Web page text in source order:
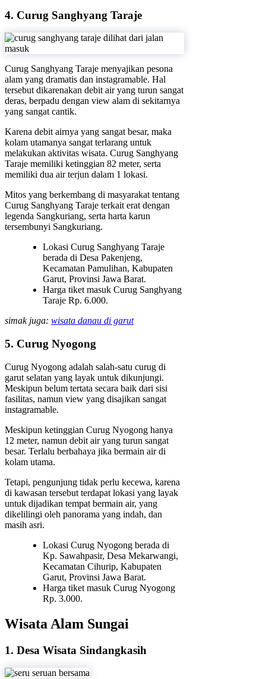
4. Curug Sanghyang Taraje
Curug Sanghyang Taraje menyajikan pesona
alam yang dramatis dan instagramable. Hal
tersebut dikarenakan debit air yang turun sangat
deras, berpadu dengan view alam di sekitarnya
yang sangat cantik.
Karena debit airnya yang sangat besar, maka
kolam utamanya sangat terlarang untuk
melakukan aktivitas wisata. Curug Sanghyang
Taraje memiliki ketinggian 82 meter, serta
memiliki dua air terjun dalam 1 lokasi.
Mitos yang berkembang di masyarakat tentang
Curug Sanghyang Taraje terkait erat dengan
legenda Sangkuriang, serta harta karun
tersembunyi Sangkuriang.
Lokasi Curug Sanghyang Taraje
berada di Desa Pakenjeng,
Kecamatan Pamulihan, Kabupaten
Garut, Provinsi Jawa Barat.
Harga tiket masuk Curug Sanghyang
Taraje Rp. 6.000.
simak juga: wisata danau di garut
5. Curug Nyogong
Curug Nyogong adalah salah-satu curug di
garut selatan yang layak untuk dikunjungi.
Meskipun belum tertata secara baik dari sisi
fasilitas, namun view yang disajikan sangat
instagramable.
Meskipun ketinggian Curug Nyogong hanya
12 meter, namun debit air yang turun sangat
besar. Terlalu berbahaya jika bermain air di
kolam utama.
Tetapi, pengunjung tidak perlu kecewa, karena
di kawasan tersebut terdapat lokasi yang layak
untuk dijadikan tempat bermain air, yang
dikelilingi oleh panorama yang indah, dan
masih asri.
Lokasi Curug Nyogong berada di
Kp. Sawahpasir, Desa Mekarwangi,
Kecamatan Cihurip, Kabupaten
Garut, Provinsi Jawa Barat.
Harga tiket masuk Curug Nyogong
Rp. 3.000.
Wisata Alam Sungai
1. Desa Wisata Sindangkasih